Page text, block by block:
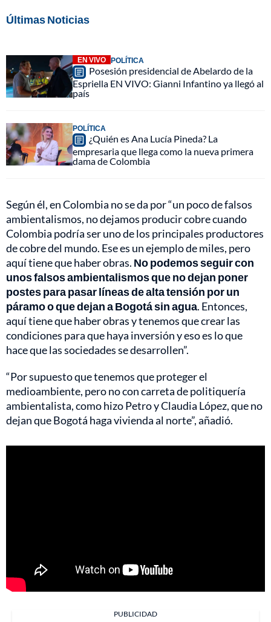
Últimas Noticias
EN VIVO POLÍTICA
Posesión presidencial de Abelardo de la
Espriella EN VIVO: Gianni Infantino ya llegó al
país
POLÍTICA
¿Quién es Ana Lucía Pineda? La
empresaria que llega como la nueva primera
dama de Colombia
Según él, en Colombia no se da por “un poco de falsos
ambientalismos, no dejamos producir cobre cuando
Colombia podría ser uno de los principales productores
de cobre del mundo. Ese es un ejemplo de miles, pero
aquí tiene que haber obras. No podemos seguir con
unos falsos ambientalismos que no dejan poner
postes para pasar líneas de alta tensión por un
páramo o que dejan a Bogotá sin agua. Entonces,
aquí tiene que haber obras y tenemos que crear las
condiciones para que haya inversión y eso es lo que
hace que las sociedades se desarrollen”.
“Por supuesto que tenemos que proteger el
medioambiente, pero no con carreta de politiquería
ambientalista, como hizo Petro y Claudia López, que no
dejan que Bogotá haga vivienda al norte”, añadió.
PUBLICIDAD